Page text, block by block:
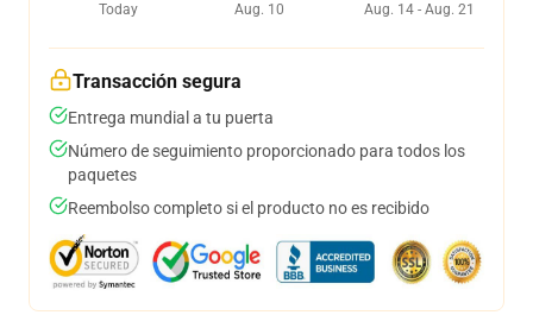
Today
Aug. 10
Aug. 14 - Aug. 21
Transacción segura
Entrega mundial a tu puerta
Número de seguimiento proporcionado para todos los
paquetes
Reembolso completo si el producto no es recibido